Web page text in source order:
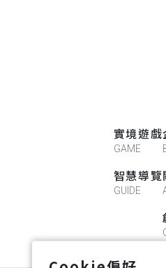
實境遊戲
GAME
智慧導覽
GUIDE